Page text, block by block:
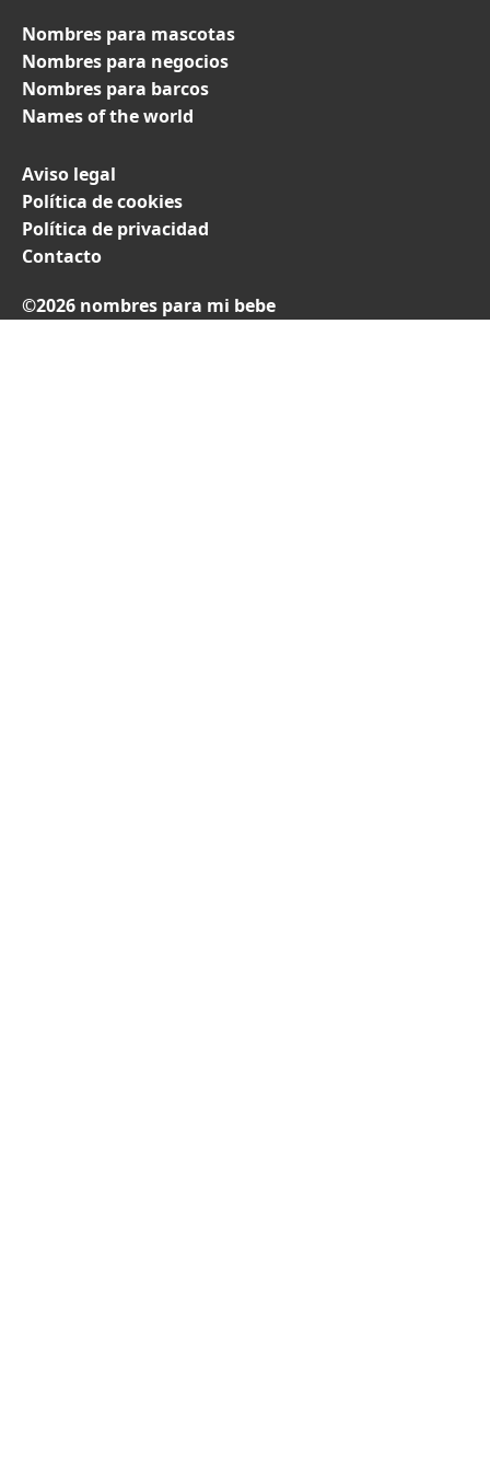
Nombres para mascotas
Nombres para negocios
Nombres para barcos
Names of the world
Aviso legal
Política de cookies
Política de privacidad
Contacto
©2026 nombres para mi bebe